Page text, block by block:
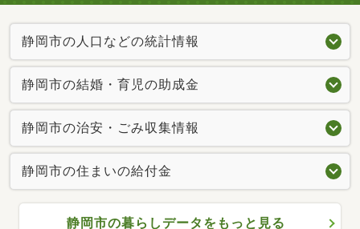
静岡市の人口などの統計情報
静岡市の結婚・育児の助成金
静岡市の治安・ごみ収集情報
静岡市の住まいの給付金
静岡市の暮らしデータをもっと見る